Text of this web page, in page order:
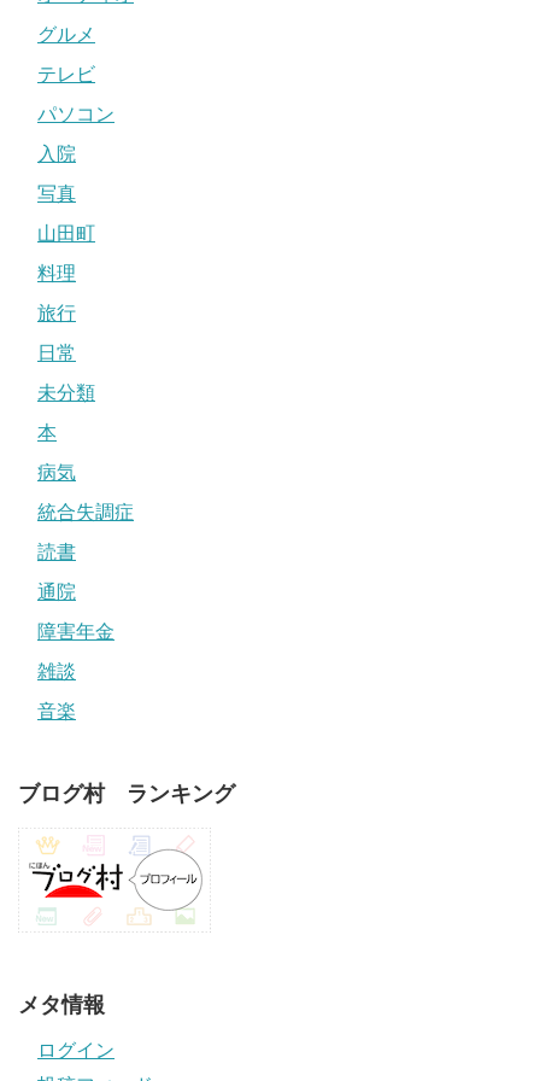
グルメ
テレビ
パソコン
入院
写真
山田町
料理
旅行
日常
未分類
本
病気
統合失調症
読書
通院
障害年金
雑談
音楽
ブログ村 ランキング
メタ情報
ログイン